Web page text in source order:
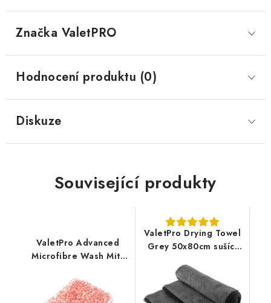
Značka ValetPRO
Hodnocení produktu (0)
Diskuze
Související produkty
ValetPro Advanced
Microfibre Wash Mitt
ValetPro Drying Towel
Grey 50x80cm sušící